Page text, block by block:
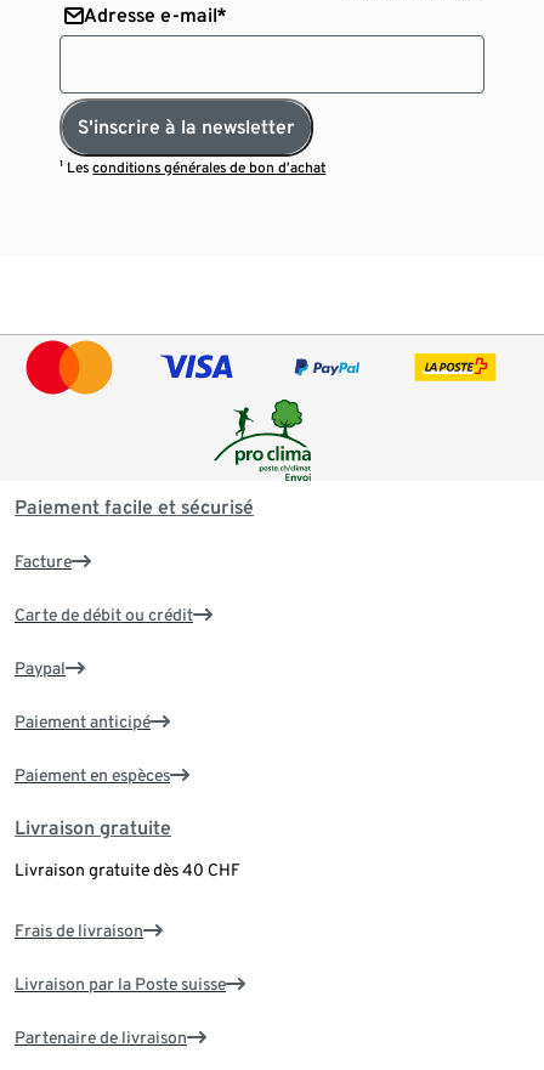
Adresse e-mail*
S'inscrire à la newsletter
¹ Lesconditions générales de bon d’achat
Paiement facile et sécurisé
Facture
Carte de débit ou crédit
Paypal
Paiement anticipé
Paiement en espèces
Livraison gratuite
Livraison gratuite dès 40 CHF
Frais de livraison
Livraison par la Poste suisse
Partenaire de livraison